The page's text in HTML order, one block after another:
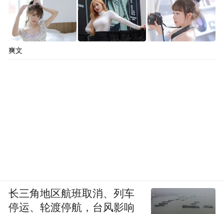
爽文
长三角地区航班取消、列车
停运、轮渡停航，台风影响